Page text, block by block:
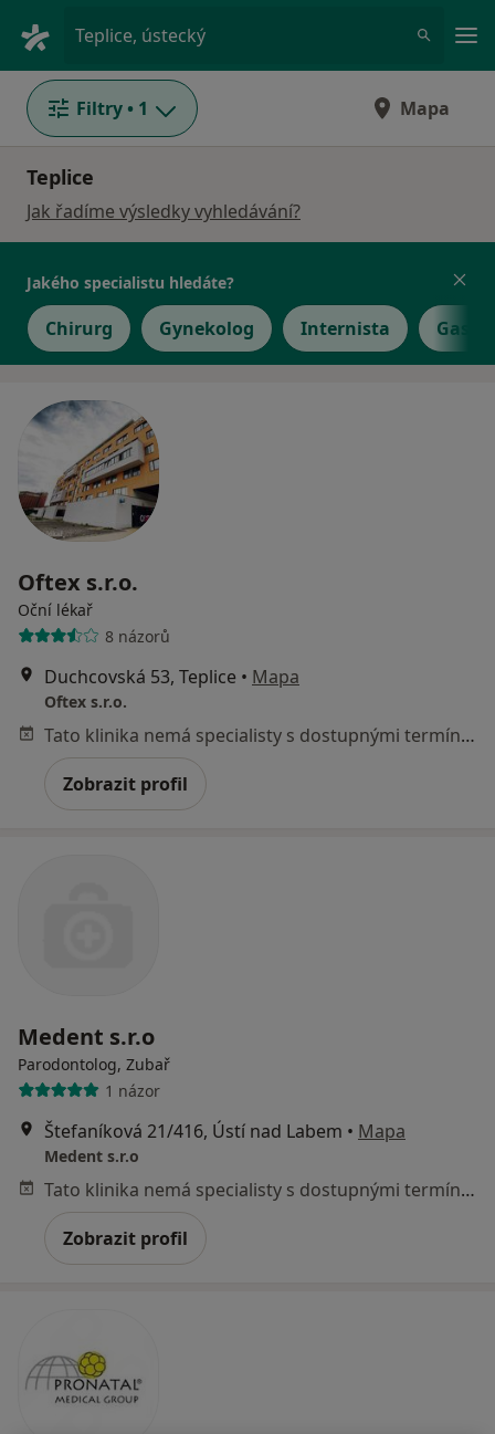
Teplice, ústecký
Filtry • 1 Mapa
Teplice
Jak řadíme výsledky vyhledávání?
Jakého specialistu hledáte?
Chirurg Gynekolog Internista
Oftex s.r.o.
Oční lékař
8 názorů
Duchcovská 53, Teplice • Mapa
Oftex s.r.o.
Tato klinika nemá specialisty s dostupnými termíny v online kalendáři
Zobrazit profil
Medent s.r.o
Parodontolog, Zubař
1 názor
Štefaníková 21/416, Ústí nad Labem • Mapa
Medent s.r.o
Tato klinika nemá specialisty s dostupnými termíny v online kalendáři
Zobrazit profil